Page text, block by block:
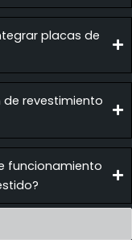
placas de
de revestimiento
funcionamiento